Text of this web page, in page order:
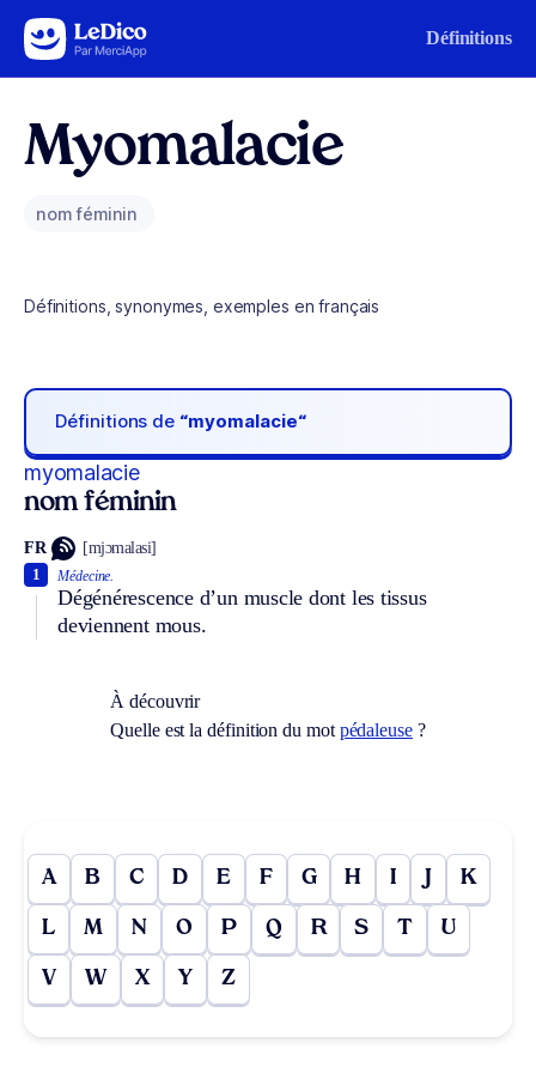
Aller au contenu Définitions
Myomalacie
nom féminin
Définitions, synonymes, exemples en français
Définitions de “myomalacie“
myomalacie
nom féminin
FR [mjɔmalasi]
Médecine.
Dégénérescence d’un muscle dont les tissus
deviennent mous.
1
À découvrir
Quelle est la définition du mot pédaleuse?
A B C D E F G H I J K
L M N O P Q R S T U
V W X Y Z